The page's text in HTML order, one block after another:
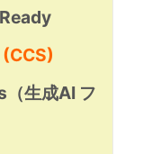
生成AI フ